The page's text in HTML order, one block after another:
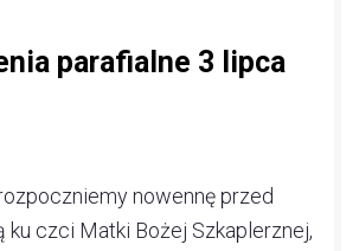
parafialne 3 lipca
nowennę przed
czci Matki Bożej Szkaplerznej,